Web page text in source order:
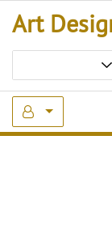
Art